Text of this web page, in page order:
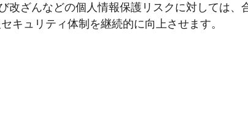
改ざんなどの個人情報保護リスクに対しては、
キュリティ体制を継続的に向上させます。